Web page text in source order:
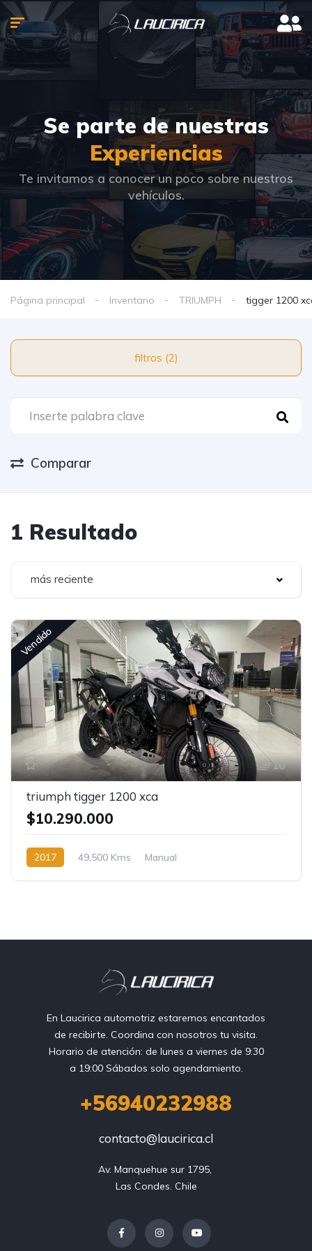
Se parte de nuestras
Experiencias
Te invitamos a conocer un poco sobre nuestros
vehículos.
Página principal Inventario TRIUMPH tigger 1200
filtros (2)
Comparar
1 Resultado
más reciente
Vendido
10
triumph tigger 1200 xca
$10.290.000
2017 49,500 Kms Manual
En Laucirica automotriz estaremos encantados
de recibirte. Coordina con nosotros tu visita.
Horario de atención: de lunes a viernes de 9:30
a 19:00 Sábados solo agendamiento.
+56940232988
contacto@laucirica.cl
Av. Manquehue sur 1795,
Las Condes. Chile